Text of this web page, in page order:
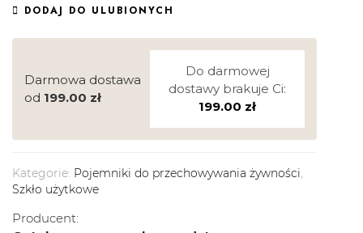
DODAJ DO ULUBIONYCH
Darmowa dostawa
od 199.00 zł
Do darmowej
dostawy brakuje Ci:
199.00 zł
Kategorie: Pojemniki do przechowywania żywności,
Szkło użytkowe
Producent: